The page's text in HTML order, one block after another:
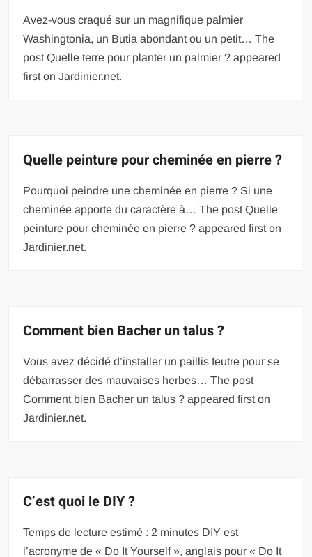
Avez-vous craqué sur un magnifique palmier
Washingtonia, un Butia abondant ou un petit… The
post Quelle terre pour planter un palmier ? appeared
first on Jardinier.net.
Quelle peinture pour cheminée en pierre ?
Pourquoi peindre une cheminée en pierre ? Si une
cheminée apporte du caractère à… The post Quelle
peinture pour cheminée en pierre ? appeared first on
Jardinier.net.
Comment bien Bacher un talus ?
Vous avez décidé d’installer un paillis feutre pour se
débarrasser des mauvaises herbes… The post
Comment bien Bacher un talus ? appeared first on
Jardinier.net.
C’est quoi le DIY ?
Temps de lecture estimé : 2 minutes DIY est
l’acronyme de « Do It Yourself », anglais pour « Do It